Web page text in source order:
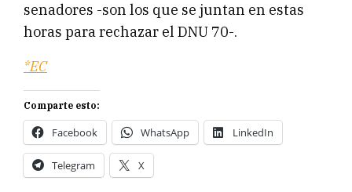
senadores -son los que se juntan en estas
horas para rechazar el DNU 70-.
*EC
Comparte esto:
Facebook WhatsApp LinkedIn
Telegram X